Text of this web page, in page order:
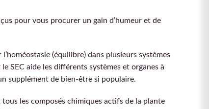
pour vous procurer un gain d’humeur et de
(équilibre) dans plusieurs systèmes
SEC aide les différents systèmes et organes à
supplément de bien-être si populaire.
les composés chimiques actifs de la plante